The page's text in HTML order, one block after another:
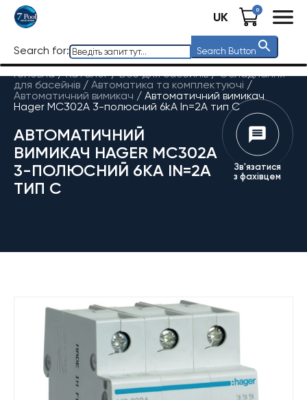
UK 0
Search for: Search Button
Головна / Каталог/Все для басейнів/Обладнання
для басейнів / Автоматика та комплектуючі /
Автоматичний вимикач / Автоматичний вимикач
Hager MC302A 3-полюсний 6kA In=2А тип C
АВТОМАТИЧНИЙ
ВИМИКАЧ HAGER MC302A
3-ПОЛЮСНИЙ 6KA IN=2А
ТИП C
Зв'язатися
з фахівцем